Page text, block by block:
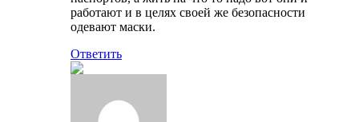
работают и в целях своей же безопасности
одевают маски.
Ответить